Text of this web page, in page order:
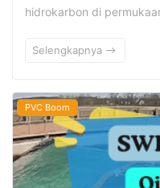
hidrokarbon di
Selengkapnya
PVC Boom